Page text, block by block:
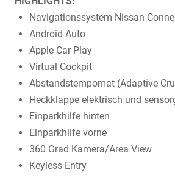
Navigationssystem Nissan
Android Auto
Apple Car Play
Virtual Cockpit
Abstandstempomat (Adaptive
Heckklappe elektrisch und
Einparkhilfe hinten
Einparkhilfe vorne
360 Grad Kamera/Area View
Keyless Entry